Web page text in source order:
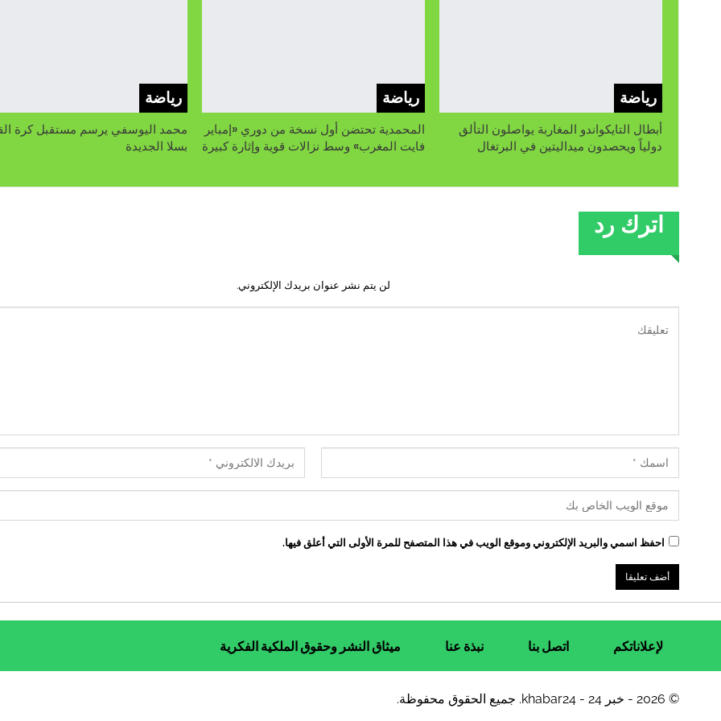
رياضة
أبطال التايكواندو المغاربة يواصلون التألق
دولياً ويحصدون ميداليتين في البرتغال
رياضة
المحمدية تحتضن أول نسخة من دوري «إمباير
فايت المغرب» وسط نزالات قوية وإثارة كبيرة
رياضة
محمد اليوسفي يرسم مستقبل كرة
بسلا الجديدة
اترك رد
لن يتم نشر عنوان بريدك الإلكتروني.
احفظ اسمي والبريد الإلكتروني وموقع الويب في هذا المتصفح للمرة الأولى التي أعلق فيها.
لإعلاناتكم اتصل بنا نبذة عنا ميثاق النشر وحقوق الملكية الفكرية
© 2026 - خبر 24 - khabar24. جميع الحقوق محفوظة.